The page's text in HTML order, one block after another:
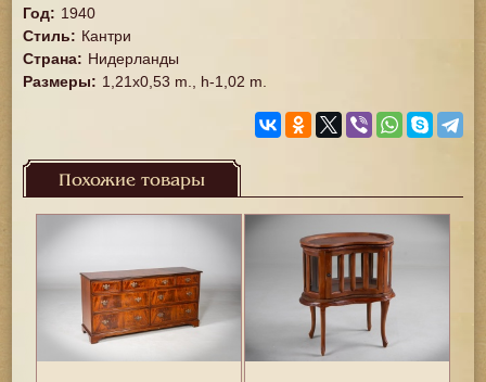
Год: 1940
Стиль: Кантри
Страна: Нидерланды
Размеры: 1,21x0,53 m., h-1,02 m.
Похожие товары